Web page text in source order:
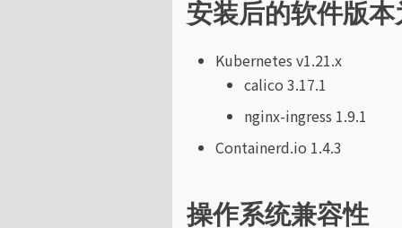
安装后的软件版本
Kubernetes v1.21.x
calico 3.17.1
nginx-ingress 1.9.1
Containerd.io 1.4.3
操作系统兼容性